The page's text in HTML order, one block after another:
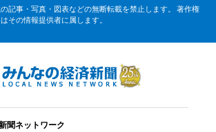
記事・写真・図表などの無断転載を禁止します。 著作権
その情報提供者に属します。
聞ネットワーク